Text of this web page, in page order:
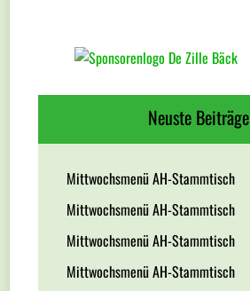
Neuste Beiträge
Mittwochsmenü AH-Stammtisch
Mittwochsmenü AH-Stammtisch
Mittwochsmenü AH-Stammtisch
Mittwochsmenü AH-Stammtisch